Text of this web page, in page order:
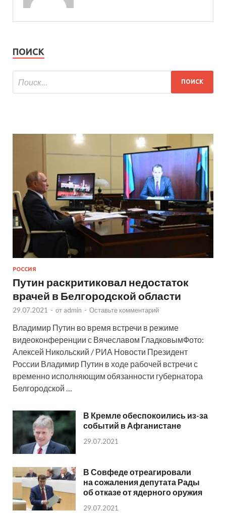
ПОИСК
РОССИЯ
Путин раскритиковал недостаток
врачей в Белгородской области
29.07.2021 - от admin - Оставьте комментарий
Владимир Путин во время встречи в режиме
видеоконференции с Вячеславом ГладковымФото:
Алексей Никольский / РИА Новости Президент
России Владимир Путин в ходе рабочей встречи с
временно исполняющим обязанности губернатора
Белгородской …
В Кремле обеспокоились из-за
событий в Афганистане
29.07.2021
В Совфеде отреагировали
на сожаления депутата Рады
об отказе от ядерного оружия
29.07.2021